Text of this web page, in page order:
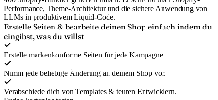
Performance, Theme-Architektur und die sichere Anwendung von
LLMs in produktivem Liquid-Code.
Erstelle Seiten & bearbeite deinen Shop einfach indem du
eingibst, was du willst
Erstelle markenkonforme Seiten für jede Kampagne.
Nimm jede beliebige Änderung an deinem Shop vor.
Verabschiede dich von Templates & teuren Entwicklern.